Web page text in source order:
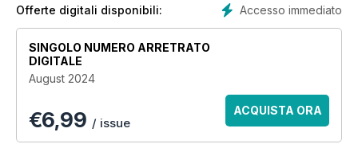
Accesso immediato
Offerte digitali disponibili:
SINGOLO NUMERO ARRETRATO
DIGITALE
August 2024
€6,99 / issue
ACQUISTA ORA